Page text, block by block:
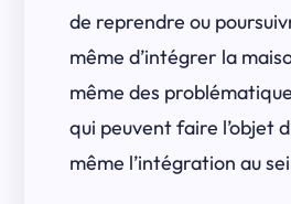
de reprendre ou
même d’intégrer la
même des
qui peuvent faire l’objet
même l’intégration au